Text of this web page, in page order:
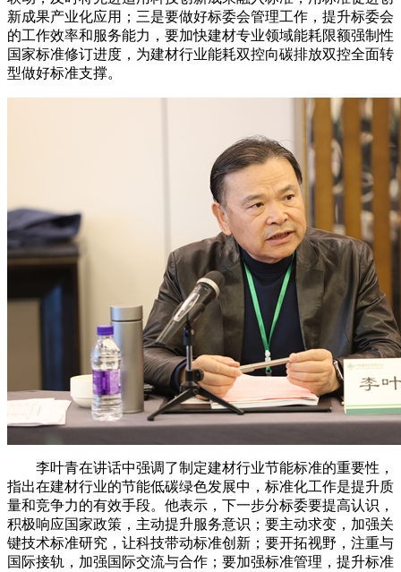
新成果产业化应用；三是要做好标委会管理工作，提升标委会
的工作效率和服务能力，要加快建材专业领域能耗限额强制性
国家标准修订进度，为建材行业能耗双控向碳排放双控全面转
型做好标准支撑。
李叶青在讲话中强调了制定建材行业节能标准的重要性，
指出在建材行业的节能低碳绿色发展中，标准化工作是提升质
量和竞争力的有效手段。他表示，下一步分标委要提高认识，
积极响应国家政策，主动提升服务意识；要主动求变，加强关
键技术标准研究，让科技带动标准创新；要开拓视野，注重与
国际接轨，加强国际交流与合作；要加强标准管理，提升标准